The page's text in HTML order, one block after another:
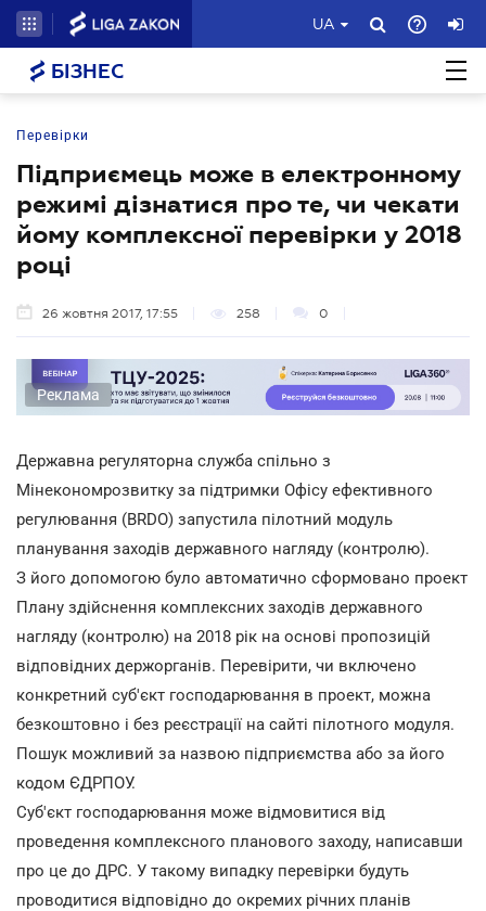
UA
БІЗНЕС
Перевірки
Підприємець може в електронному
режимі дізнатися про те, чи чекати
йому комплексної перевірки у 2018
році
26 жовтня 2017, 17:55 258 0
Реклама
Державна регуляторна служба спільно з
Мінекономрозвитку за підтримки Офісу ефективного
регулювання (BRDO) запустила пілотний модуль
планування заходів державного нагляду (контролю).
З його допомогою було автоматично сформовано проект
Плану здійснення комплексних заходів державного
нагляду (контролю) на 2018 рік на основі пропозицій
відповідних держорганів. Перевірити, чи включено
конкретний суб'єкт господарювання в проект, можна
безкоштовно і без реєстрації на сайті пілотного модуля.
Пошук можливий за назвою підприємства або за його
кодом ЄДРПОУ.
Суб'єкт господарювання може відмовитися від
проведення комплексного планового заходу, написавши
про це до ДРС. У такому випадку перевірки будуть
проводитися відповідно до окремих річних планів